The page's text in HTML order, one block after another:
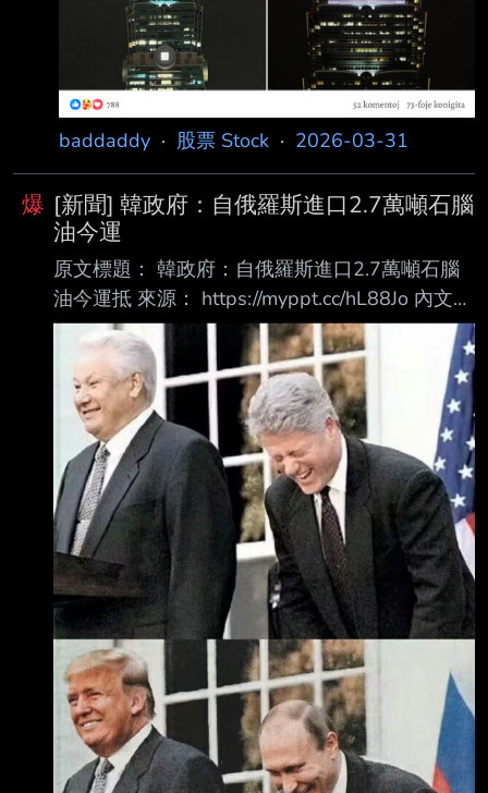
baddaddy · 股票 Stock · 2026-03-31
爆 [新聞] 韓政府：自俄羅斯進口2.7萬噸石腦
油今運
原文標題： 韓政府：自俄羅斯進口2.7萬噸石腦
油今運抵 來源： https://myppt.cc/hL88Jo 內文：
韓聯社 2026.03.31 在中東局勢持續發酵導致石
腦油供應趨緊的情況下，南韓企業攜手政府成功
自俄羅斯進口石 腦油。 據產業通商部和業界30
日消息，LG化學公司採購的2.7萬噸俄羅斯產石
腦油當天將運抵南韓 。這批進口石腦油將轉運至
位於忠清南道的大山石油化學園區。雖然這批進
口量遠不足國內 月均石腦油使用量（約400萬
噸），僅可供使用3至4天，但官民在中東局勢發
酵後攜手成功 發掘替代供應來